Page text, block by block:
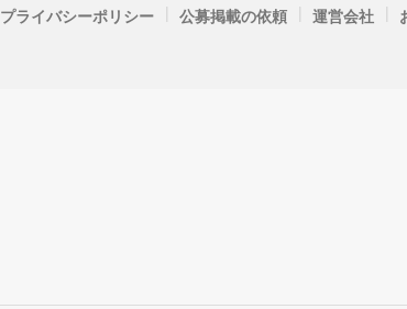
プライバシーポリシー | 公募掲載の依頼 | 運営会社 |